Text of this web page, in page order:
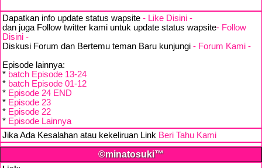
Dapatkan info update status wapsite - Like Disini -
dan juga Follow twitter kami untuk update status wapsite- Follow
Disini -
Diskusi Forum dan Bertemu teman Baru kunjungi - Forum Kami -
Episode lainnya:
* batch Episode 13-24
* batch Episode 01-12
* Episode 24 END
* Episode 23
* Episode 22
* Episode Lainnya
Jika Ada Kesalahan atau kekeliruan Link Beri Tahu Kami
©minatosuki™